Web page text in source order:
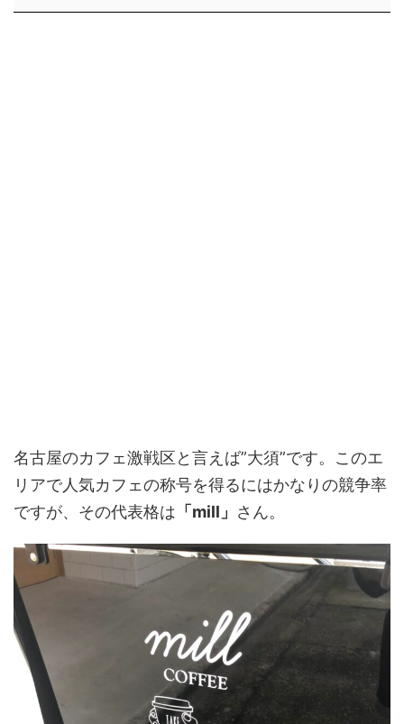
名古屋のカフェ激戦区と言えば”大須”です。このエ
リアで人気カフェの称号を得るにはかなりの競争率
ですが、その代表格は 「mill」 さん。